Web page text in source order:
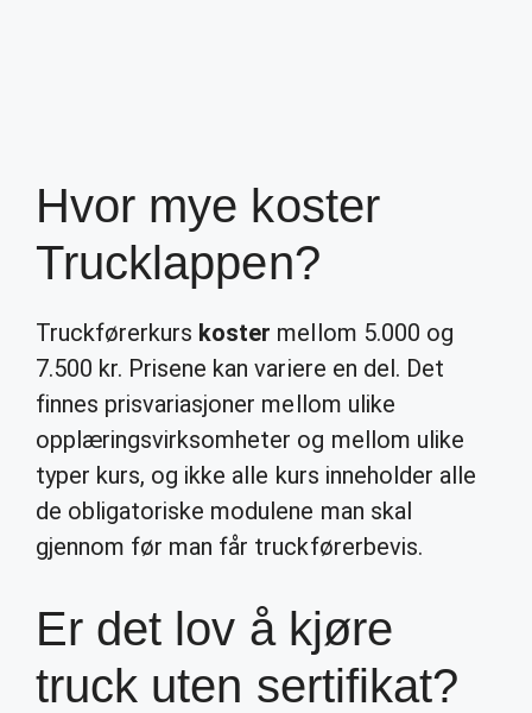
Hvor mye koster
Trucklappen?
Truckførerkurs koster mellom 5.000 og
7.500 kr. Prisene kan variere en del. Det
finnes prisvariasjoner mellom ulike
opplæringsvirksomheter og mellom ulike
typer kurs, og ikke alle kurs inneholder alle
de obligatoriske modulene man skal
gjennom før man får truckførerbevis.
Er det lov å kjøre
truck uten sertifikat?